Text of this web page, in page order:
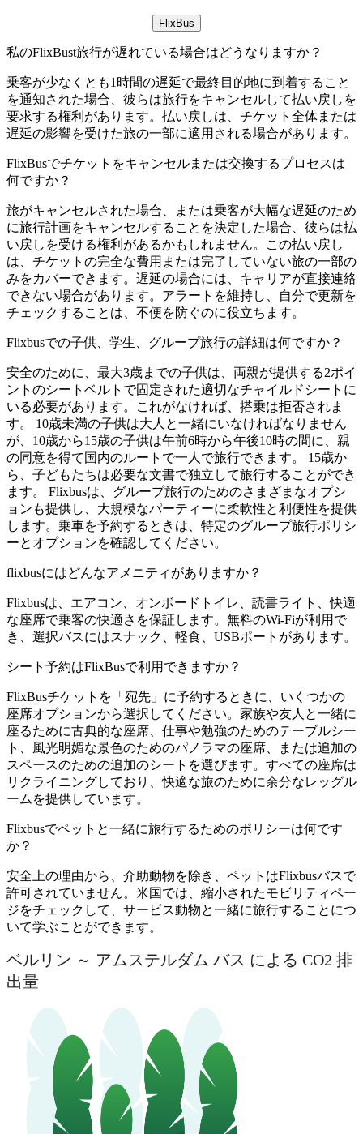
FlixBus
私のFlixBust旅行が遅れている場合はどうなりますか？
乗客が少なくとも1時間の遅延で最終目的地に到着すること
を通知された場合、彼らは旅行をキャンセルして払い戻しを
要求する権利があります。払い戻しは、チケット全体または
遅延の影響を受けた旅の一部に適用される場合があります。
FlixBusでチケットをキャンセルまたは交換するプロセスは
何ですか？
旅がキャンセルされた場合、または乗客が大幅な遅延のため
に旅行計画をキャンセルすることを決定した場合、彼らは払
い戻しを受ける権利があるかもしれません。この払い戻し
は、チケットの完全な費用または完了していない旅の一部の
みをカバーできます。遅延の場合には、キャリアが直接連絡
できない場合があります。アラートを維持し、自分で更新を
チェックすることは、不便を防ぐのに役立ちます。
Flixbusでの子供、学生、グループ旅行の詳細は何ですか？
安全のために、最大3歳までの子供は、両親が提供する2ポイ
ントのシートベルトで固定された適切なチャイルドシートに
いる必要があります。これがなければ、搭乗は拒否されま
す。 10歳未満の子供は大人と一緒にいなければなりません
が、10歳から15歳の子供は午前6時から午後10時の間に、親
の同意を得て国内のルートで一人で旅行できます。 15歳か
ら、子どもたちは必要な文書で独立して旅行することができ
ます。 Flixbusは、グループ旅行のためのさまざまなオプシ
ョンも提供し、大規模なパーティーに柔軟性と利便性を提供
します。乗車を予約するときは、特定のグループ旅行ポリシ
ーとオプションを確認してください。
flixbusにはどんなアメニティがありますか？
Flixbusは、エアコン、オンボードトイレ、読書ライト、快適
な座席で乗客の快適さを保証します。無料のWi-Fiが利用で
き、選択バスにはスナック、軽食、USBポートがあります。
シート予約はFlixBusで利用できますか？
FlixBusチケットを「宛先」に予約するときに、いくつかの
座席オプションから選択してください。家族や友人と一緒に
座るために古典的な座席、仕事や勉強のためのテーブルシー
ト、風光明媚な景色のためのパノラマの座席、または追加の
スペースのための追加のシートを選びます。すべての座席は
リクライニングしており、快適な旅のために余分なレッグル
ームを提供しています。
Flixbusでペットと一緒に旅行するためのポリシーは何です
か？
安全上の理由から、介助動物を除き、ペットはFlixbusバスで
許可されていません。米国では、縮小されたモビリティペー
ジをチェックして、サービス動物と一緒に旅行することにつ
いて学ぶことができます。
ベルリン ～ アムステルダム バス による CO2 排
出量